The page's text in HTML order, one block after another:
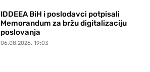
IDDEEA BiH i poslodavci potpisali
Memorandum za bržu digitalizaciju
poslovanja
06.08.2026. 19:03